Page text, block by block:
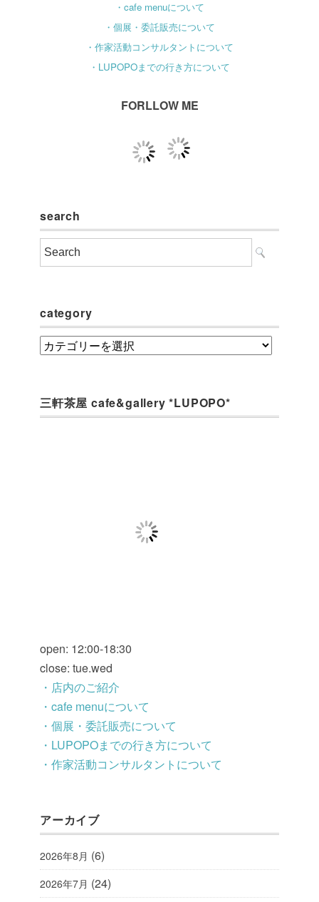
・cafe menuについて
・個展・委託販売について
・作家活動コンサルタントについて
・LUPOPOまでの行き方について
FORLLOW ME
search
category
category
三軒茶屋 cafe&gallery *LUPOPO*
open: 12:00-18:30
close: tue.wed
・店内のご紹介
・cafe menuについて
・個展・委託販売について
・LUPOPOまでの行き方について
・作家活動コンサルタントについて
アーカイブ
2026年8月 (6)
2026年7月 (24)